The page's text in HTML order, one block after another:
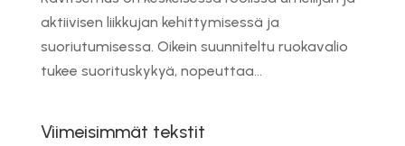
aktiivisen liikkujan kehittymisessä ja
suoriutumisessa. Oikein suunniteltu ruokavalio
tukee suorituskykyä, nopeuttaa...
Viimeisimmät tekstit